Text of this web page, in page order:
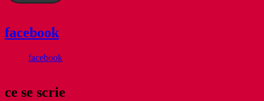
facebook
facebook
ce se scrie